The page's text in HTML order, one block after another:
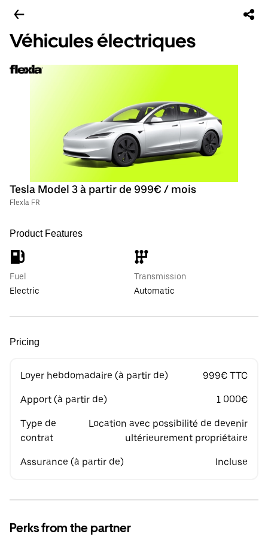
Véhicules électriques
Tesla Model 3 à partir de 999€ / mois
Flexla FR
Product Features
Fuel
Electric
Transmission
Automatic
Pricing
Loyer hebdomadaire (à partir de) 999€ TTC
Apport (à partir de) 1 000€
Type de
contrat
Location avec possibilité de devenir
ultérieurement propriétaire
Assurance (à partir de) Incluse
Perks from the partner